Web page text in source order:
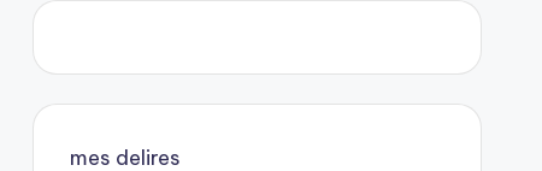
mes delires